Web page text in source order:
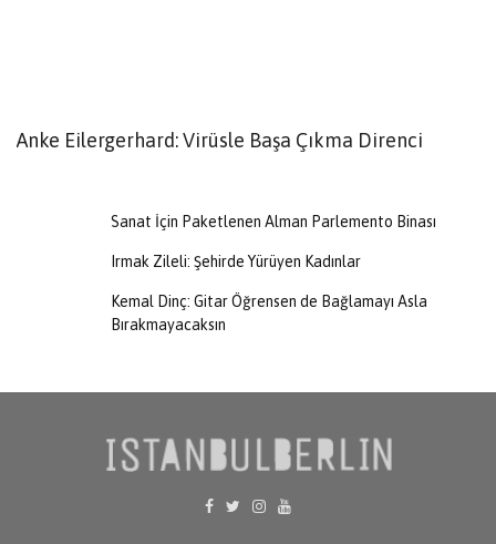
Anke Eilergerhard: Virüsle Başa Çıkma Direnci
Sanat İçin Paketlenen Alman Parlemento Binası
Irmak Zileli: Şehirde Yürüyen Kadınlar
Kemal Dinç: Gitar Öğrensen de Bağlamayı Asla
Bırakmayacaksın